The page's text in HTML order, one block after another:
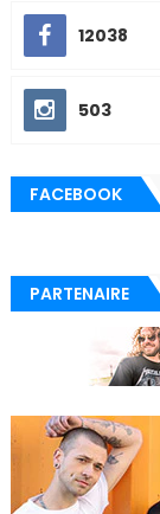
12038
503
FACEBOOK
PARTENAIRE